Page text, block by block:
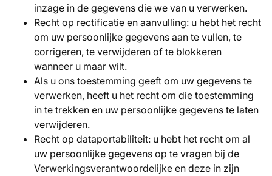
inzage in de gegevens die we van u verwerken.
Recht op rectificatie en aanvulling: u hebt het recht
om uw persoonlijke gegevens aan te vullen, te
corrigeren, te verwijderen of te blokkeren
wanneer u maar wilt.
Als u ons toestemming geeft om uw gegevens te
verwerken, heeft u het recht om die toestemming
in te trekken en uw persoonlijke gegevens te laten
verwijderen.
Recht op dataportabiliteit: u hebt het recht om al
uw persoonlijke gegevens op te vragen bij de
Verwerkingsverantwoordelijke en deze in zijn